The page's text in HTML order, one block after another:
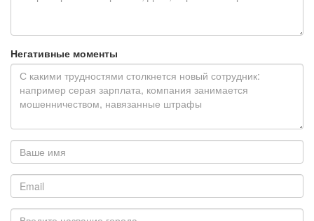
Негативные моменты